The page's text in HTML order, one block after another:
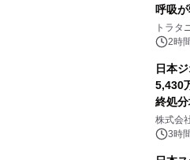
呼吸
トラタ
2時
日本
5,430
終処
需要
株式会
3時